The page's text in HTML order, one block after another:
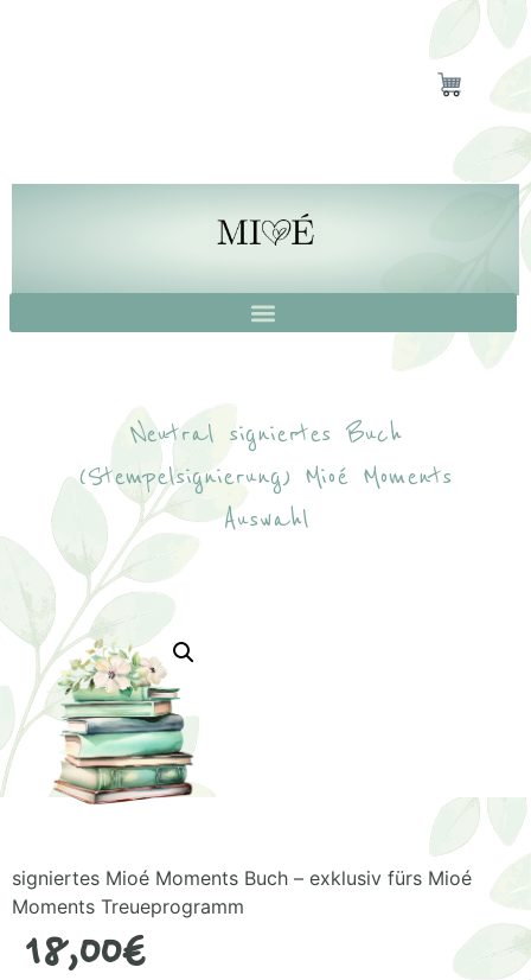
Neutral signiertes Buch
(Stempelsignierung) Mioé Moments
Auswahl
signiertes Mioé Moments Buch – exklusiv fürs Mioé
Moments Treueprogramm
18,00€